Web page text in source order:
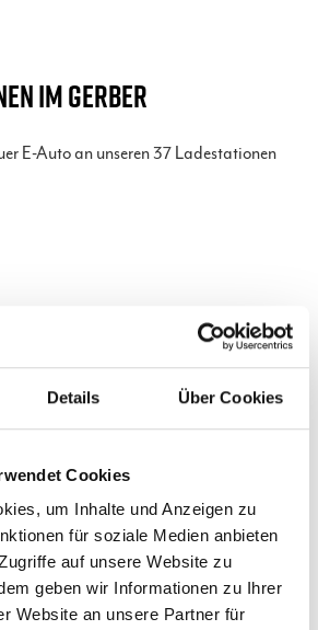
Details Über Cookies
Cookies
um Inhalte und Anzeigen zu
für soziale Medien anbieten
auf unsere Website zu
geben wir Informationen zu Ihrer
Website an unsere Partner für
IM GERBER
E-Auto an unseren 37 Ladestationen
ihr uns über die Bus- und U-Bahn-
Über passende Verbindungen
über drei Eingänge: Marienstraße/
Straße 26 oder Tübinger